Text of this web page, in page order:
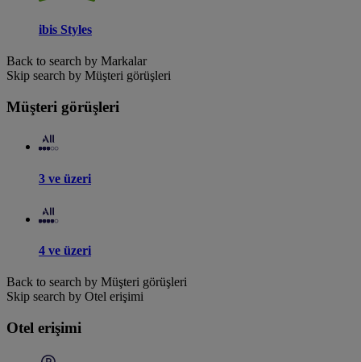
ibis Styles
Back to search by Markalar
Skip search by Müşteri görüşleri
Müşteri görüşleri
3 ve üzeri
4 ve üzeri
Back to search by Müşteri görüşleri
Skip search by Otel erişimi
Otel erişimi